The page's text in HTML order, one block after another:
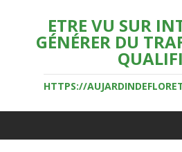
ETRE VU SUR
GÉNÉRER DU
HTTPS://